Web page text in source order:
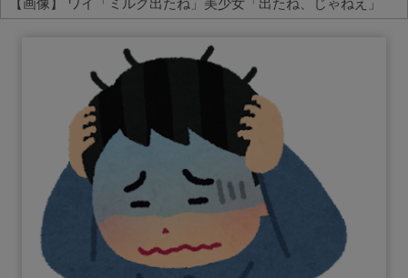
【画像】 ワイ「ミルク出たね」美少女「出たね、じゃねえ」